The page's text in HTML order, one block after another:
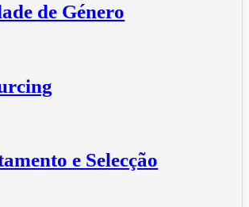
de Género
e Selecção